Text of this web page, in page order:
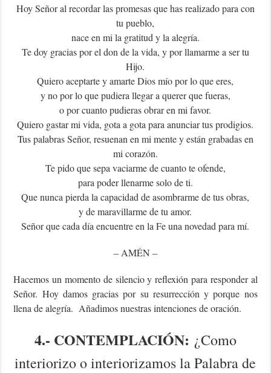
Hoy Señor al recordar las promesas que has realizado para con
tu pueblo,
nace en mi la gratitud y la alegría.
Te doy gracias por el don de la vida, y por llamarme a ser tu
Hijo.
Quiero aceptarte y amarte Dios mío por lo que eres,
y no por lo que pudiera llegar a querer que fueras,
o por cuanto pudieras obrar en mi favor.
Quiero gastar mi vida, gota a gota para anunciar tus prodigios.
Tus palabras Señor, resuenan en mi mente y están grabadas en
mi corazón.
Te pido que sepa vaciarme de cuanto te ofende,
para poder llenarme solo de ti.
Que nunca pierda la capacidad de asombrarme de tus obras,
y de maravillarme de tu amor.
Señor que cada día encuentre en la Fe una novedad para mí.
– AMÉN –
Hacemos un momento de silencio y reflexión para responder al
Señor. Hoy damos gracias por su resurrección y porque nos
llena de alegría. Añadimos nuestras intenciones de oración.
4.- CONTEMPLACIÓN: ¿Como
interiorizo o interiorizamos la Palabra de